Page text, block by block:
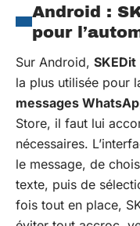
Android :
pour
Sur Android, SKEDit
la plus utilisée pour
messages
Store, il faut lui
nécessaires.
le message, de
texte, puis de
fois tout en place,